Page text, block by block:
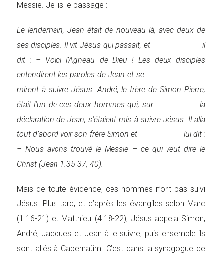
Messie. Je lis le passage :
Le lendemain, Jean était de nouveau là, avec deux de
ses disciples. Il vit Jésus qui passait, et il
dit : – Voici l’Agneau de Dieu ! Les deux disciples
entendirent les paroles de Jean et se
mirent à suivre Jésus. André, le frère de Simon Pierre,
était l’un de ces deux hommes qui, sur la
déclaration de Jean, s’étaient mis à suivre Jésus. Il alla
tout d’abord voir son frère Simon et lui dit :
– Nous avons trouvé le Messie – ce qui veut dire le
Christ (Jean 1.35-37, 40).
Mais de toute évidence, ces hommes n’ont pas suivi
Jésus. Plus tard, et d’après les évangiles selon Marc
(1.16-21) et Matthieu (4.18-22), Jésus appela Simon,
André, Jacques et Jean à le suivre, puis ensemble ils
sont allés à Capernaüm. C’est dans la synagogue de